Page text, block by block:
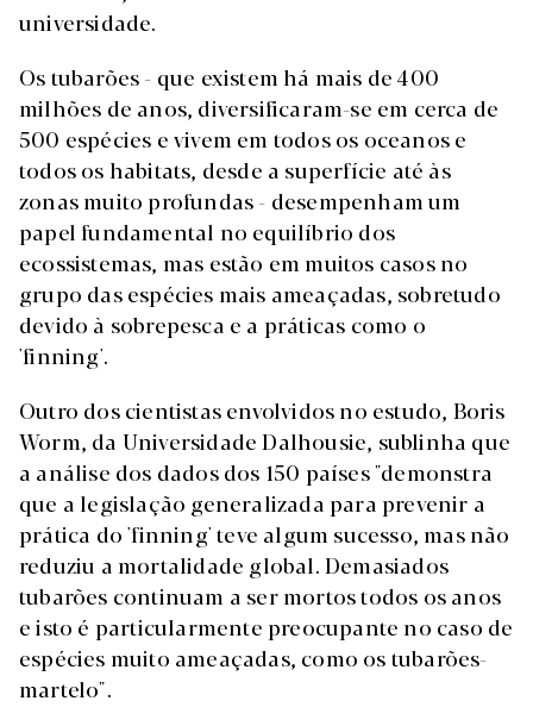
universidade.
Os tubarões - que existem há mais de 400
milhões de anos, diversificaram-se em cerca de
500 espécies e vivem em todos os oceanos e
todos os habitats, desde a superfície até às
zonas muito profundas - desempenham um
papel fundamental no equilíbrio dos
ecossistemas, mas estão em muitos casos no
grupo das espécies mais ameaçadas, sobretudo
devido à sobrepesca e a práticas como o
'finning'.
Outro dos cientistas envolvidos no estudo, Boris
Worm, da Universidade Dalhousie, sublinha que
a análise dos dados dos 150 países "demonstra
que a legislação generalizada para prevenir a
prática do 'finning' teve algum sucesso, mas não
reduziu a mortalidade global. Demasiados
tubarões continuam a ser mortos todos os anos
e isto é particularmente preocupante no caso de
espécies muito ameaçadas, como os tubarões-
martelo".